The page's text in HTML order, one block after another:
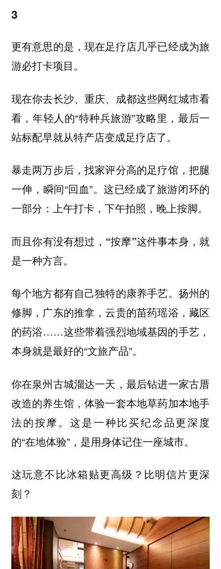
3
更有意思的是，现在足疗店几乎已经成为旅
游必打卡项目。
现在你去长沙、重庆、成都这些网红城市看
看，年轻人的“特种兵旅游”攻略里，最后一
站标配早就从特产店变成足疗店了。
暴走两万步后，找家评分高的足疗馆，把腿
一伸，瞬间“回血”。这已经成了旅游闭环的
一部分：上午打卡，下午拍照，晚上按脚。
而且你有没有想过，“按摩”这件事本身，就
是一种方言。
每个地方都有自己独特的康养手艺。扬州的
修脚，广东的推拿，云贵的苗药瑶浴，藏区
的药浴……这些带着强烈地域基因的手艺，
本身就是最好的“文旅产品”。
你在泉州古城溜达一天，最后钻进一家古厝
改造的养生馆，体验一套本地草药加本地手
法的按摩。这是一种比买纪念品更深度
的“在地体验”，是用身体记住一座城市。
这玩意不比冰箱贴更高级？比明信片更深
刻？